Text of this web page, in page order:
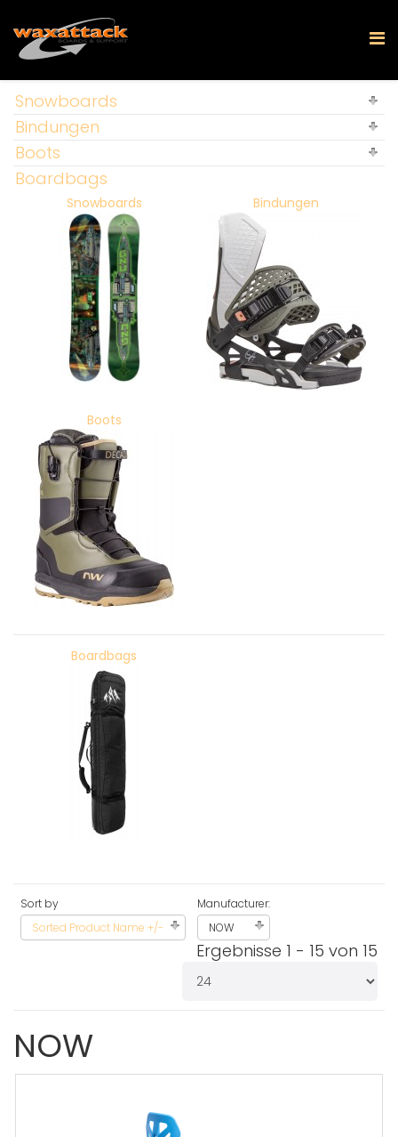
Snowboards
Bindungen
Boots
Boardbags
Snowboards Bindungen
Boots
Boardbags
Sort by
Sorted Product Name +/-
Manufacturer:
NOW
Ergebnisse 1 - 15 von 15
NOW